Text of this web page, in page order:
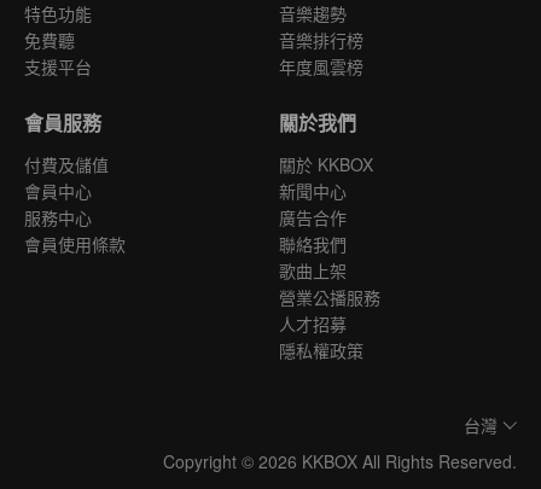
特色功能
免費聽
支援平台
音樂趨勢
音樂排行榜
年度風雲榜
會員服務
付費及儲值
會員中心
服務中心
會員使用條款
關於我們
關於 KKBOX
新聞中心
廣告合作
聯絡我們
歌曲上架
營業公播服務
人才招募
隱私權政策
台灣
Copyright © 2026 KKBOX All Rights Reserved.